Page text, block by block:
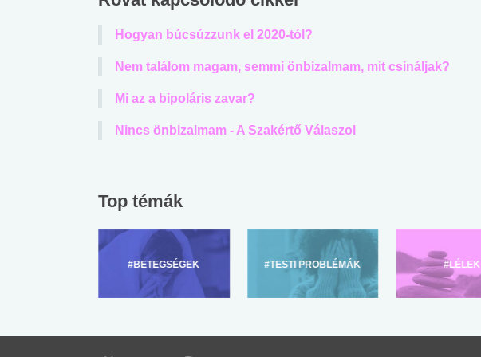
Hogyan búcsúzzunk el 2020-tól?
Nem találom magam, semmi önbizalmam, mit csináljak?
Mi az a bipoláris zavar?
Nincs önbizalmam - A Szakértő Válaszol
Top témák
#BETEGSÉGEK #TESTI PROBLÉMÁK #LÉLEK